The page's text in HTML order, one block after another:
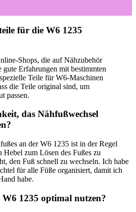
für die W6 1235
Shops, die ⁣auf ‌Nähzubehör
gute Erfahrungen mit bestimmten
Teile für W6-Maschinen
die Teile ​original​ sind, um
passen.
das‍ Nähfußwechsel
an der W6 1235 ist in der Regel
Hebel zum Lösen des Fußes zu
den Fuß ⁢schnell zu wechseln. Ich habe
für alle Füße organisiert, damit ich
habe.
1235 optimal nutzen?